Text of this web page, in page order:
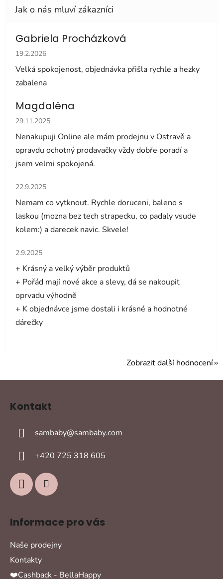
Gabriela Procházková
Hodnocení obchodu je 5 z 5 hvězdiček.
19.2.2026
Velká spokojenost, objednávka přišla rychle a hezky
zabalena
Magdaléna
Hodnocení obchodu je 5 z 5 hvězdiček.
29.11.2025
Nenakupuji Online ale mám prodejnu v Ostravě a
opravdu ochotný prodavačky vždy dobře poradí a
jsem velmi spokojená.
Hodnocení obchodu je 5 z 5 hvězdiček.
22.9.2025
Nemam co vytknout. Rychle doruceni, baleno s
laskou (mozna bez tech strapecku, co padaly vsude
kolem:) a darecek navic. Skvele!
Hodnocení obchodu je 5 z 5 hvězdiček.
2.9.2025
+ Krásný a velký výběr produktů
+ Pořád mají nové akce a slevy, dá se nakoupit
oprvadu výhodně
+ K objednávce jsme dostali i krásné a hodnotné
dárečky
Zobrazit další hodnocení
Kontakt
sambaby@sambaby.com
+420 725 318 605
Informace pro vás
Naše prodejny
Kontakty
❤️Cashback - BellaHappy